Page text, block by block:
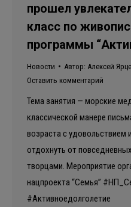
прошел
класс по
программы
Новости Автор: Алексей
Оставить комментарий
Тема занятия — морские
классической манере
возраста с
отдохнуть от
творцами. Мероприятие
нацпроекта “Семья”
#Активноедолголетие